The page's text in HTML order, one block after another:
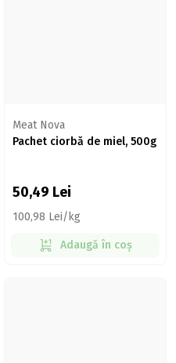
Meat Nova
Pachet ciorbă de miel, 500g
50,49 Lei
100,98 Lei/kg
Adaugă în coș